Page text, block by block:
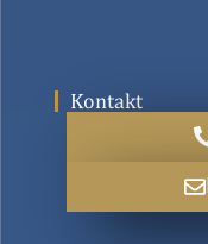
Kontakt